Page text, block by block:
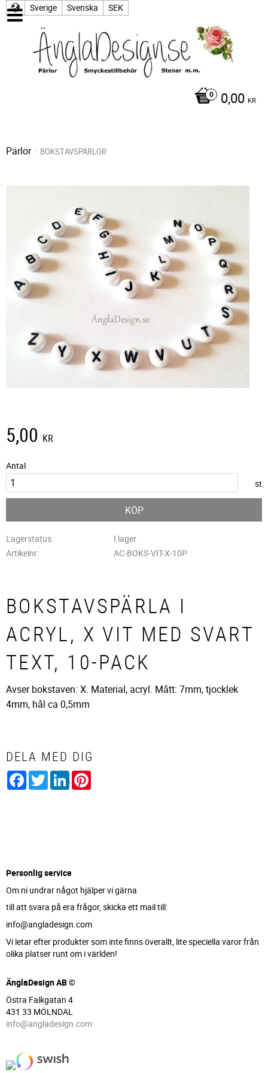
Sverige Svenska SEK
0,00 KR
Pärlor BOKSTAVSPÄRLOR
5,00 KR
Antal
st
KÖP
Lagerstatus
I lager
Artikelnr
AC-BOKS-VIT-X-10P
BOKSTAVSPÄRLA I
ACRYL, X VIT MED SVART
TEXT, 10-PACK
Avser bokstaven: X. Material, acryl. Mått: 7mm, tjocklek
4mm, hål ca 0,5mm
DELA MED DIG
Facebook
TwitterLinkedIn
Personlig service
Om ni undrar något hjälper vi gärna
till att svara på era frågor, skicka ett mail till:
info@angladesign.com
Vi letar efter produkter som inte finns överallt, lite speciella varor från
olika platser runt om i världen!
ÄnglaDesign AB ©
Östra Falkgatan 4
431 33 MÖLNDAL
info@angladesign.com